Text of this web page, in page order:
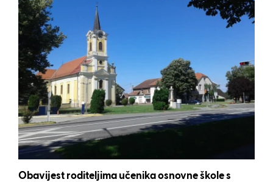
Obavijest roditeljima učenika osnovne škole s